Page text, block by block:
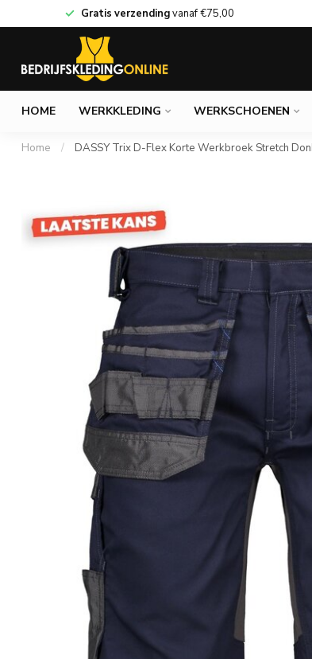
Gratis verzendingvanaf€75,00
HOME WERKKLEDING WERKSCHOENEN
Home / DASSY Trix D-Flex Korte Werkbroek Stretch